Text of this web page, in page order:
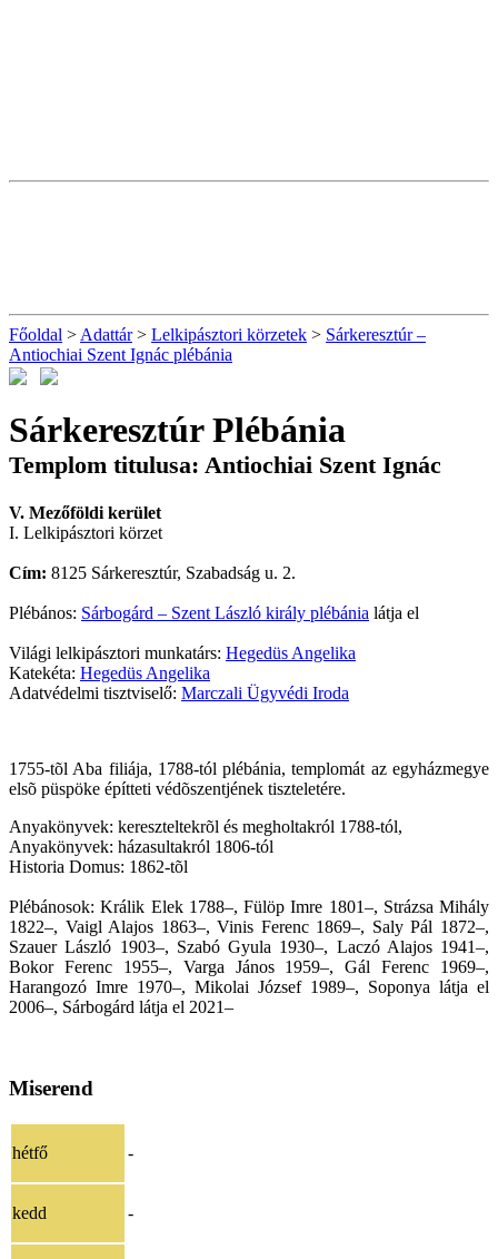
Főoldal > Adattár> Lelkipásztori körzetek > Sárkeresztúr –
Antiochiai Szent Ignác plébánia
Sárkeresztúr Plébánia
Templom titulusa: Antiochiai Szent Ignác
V. Mezőföldi kerület
I. Lelkipásztori körzet
Cím: 8125 Sárkeresztúr, Szabadság u. 2.
Plébános: Sárbogárd – Szent László király plébánia látja el
Világi lelkipásztori munkatárs: Hegedüs Angelika
Katekéta: Hegedüs Angelika
Adatvédelmi tisztviselő: Marczali Ügyvédi Iroda
1755-tõl Aba filiája, 1788-tól plébánia, templomát az egyházmegye
elsõ püspöke építteti védõszentjének tiszteletére.
Anyakönyvek: kereszteltekrõl és megholtakról 1788-tól,
Anyakönyvek: házasultakról 1806-tól
Historia Domus: 1862-tõl
Plébánosok: Králik Elek 1788–, Fülöp Imre 1801–, Strázsa Mihály
1822–, Vaigl Alajos 1863–, Vinis Ferenc 1869–, Saly Pál 1872–,
Szauer László 1903–, Szabó Gyula 1930–, Laczó Alajos 1941–,
Bokor Ferenc 1955–, Varga János 1959–, Gál Ferenc 1969–,
Harangozó Imre 1970–, Mikolai József 1989–, Soponya látja el
2006–, Sárbogárd látja el 2021–
Miserend
hétfő -
kedd -